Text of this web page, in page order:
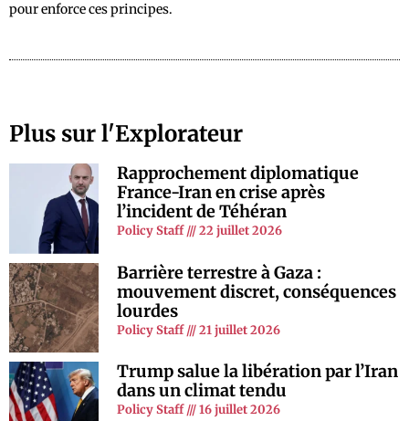
pour enforce ces principes.
Plus sur l'Explorateur
Rapprochement diplomatique
France-Iran en crise après
l’incident de Téhéran
Policy Staff 22 juillet 2026
Barrière terrestre à Gaza :
mouvement discret, conséquences
lourdes
Policy Staff 21 juillet 2026
Trump salue la libération par l’Iran
dans un climat tendu
Policy Staff 16 juillet 2026